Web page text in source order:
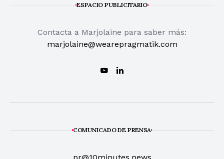
ESPACIO PUBLICITARIO
Contacta a Marjolaine para saber más:
marjolaine@wearepragmatik.com
COMUNICADO DE PRENSA
pr@10minutes.news